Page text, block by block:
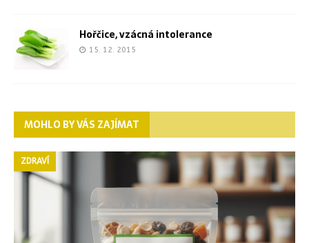
Hořčice, vzácná intolerance
15. 12. 2015
MOHLO BY VÁS ZAJÍMAT
ZDRAVÍ